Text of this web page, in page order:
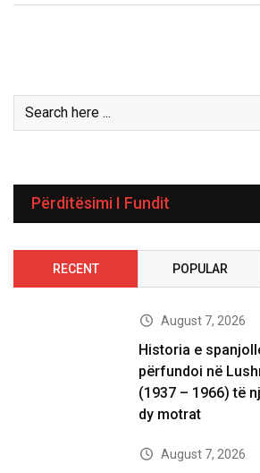
Përditësimi I Fundit
RECENT POPULAR
August 7, 2026
Historia e
përfundoi në
(1937 – 1966) të
dy motrat
August 7, 2026